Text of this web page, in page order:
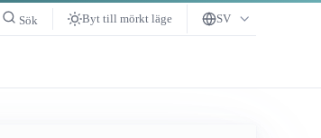
Sök Byt till mörkt läge SV